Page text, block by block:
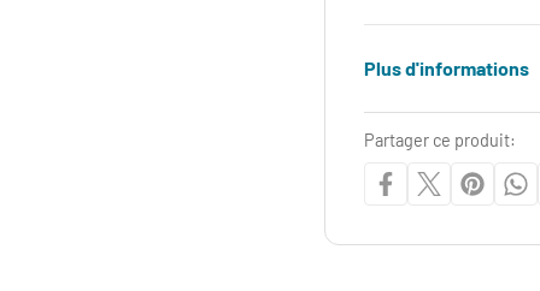
Plus d'informations
Partager ce produit: